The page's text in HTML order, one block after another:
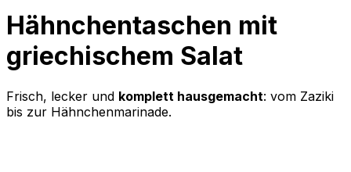
Hähnchentaschen mit
griechischem Salat
Frisch, lecker und komplett hausgemacht: vom Zaziki
bis zur Hähnchenmarinade.